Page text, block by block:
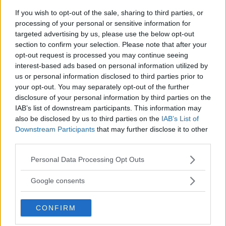
If you wish to opt-out of the sale, sharing to third parties, or
processing of your personal or sensitive information for
targeted advertising by us, please use the below opt-out
section to confirm your selection. Please note that after your
opt-out request is processed you may continue seeing
interest-based ads based on personal information utilized by
us or personal information disclosed to third parties prior to
your opt-out. You may separately opt-out of the further
disclosure of your personal information by third parties on the
IAB’s list of downstream participants. This information may
also be disclosed by us to third parties on the IAB’s List of
Downstream Participants that may further disclose it to other
Please note that this website/app uses one or more Google
not limited to your visit or usage behaviour. You may click to
use your data for below specified purposes in below Google
consent section.
Personal Data Processing Opt Outs
Google consents
CONFIRM
continui, estenuanti risvegli notturni.
MaEvasi lascia guidare dal suo istinto
di mamma, sempre. E questo é forse il
miglior stimolo che le lettrici potranno
ricevere per vivere al meglio la loro
gravidanza.
LA MAMMA PERFETTA NON
ESISTE
99 consigli per non
impazzire e ritrovare la
serenità in famiglia
Kristine Carlson
Edizioni Kowalsy, 2012